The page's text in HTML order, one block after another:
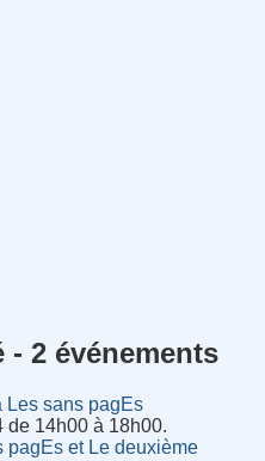
2 événements
Les sans pagEs
de 14h00 à 18h00.
pagEs et Le deuxième